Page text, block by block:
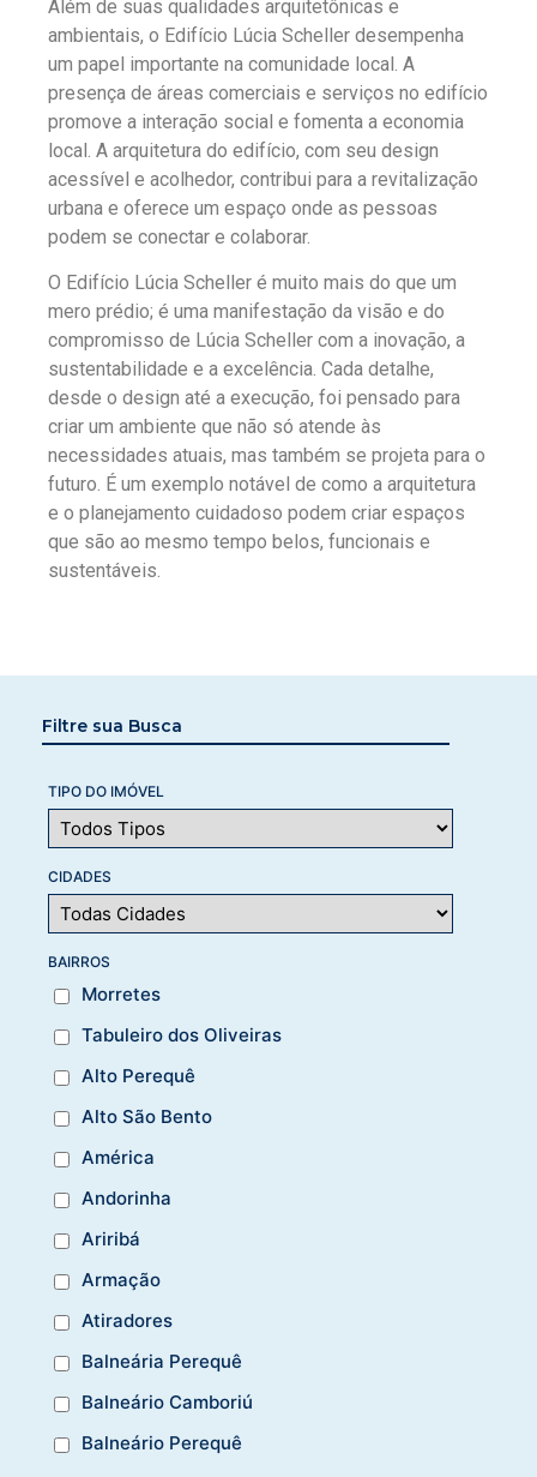
Filtre sua Busca
TIPO DO IMÓVEL
CIDADES
BAIRROS
Morretes
Tabuleiro dos Oliveiras
Alto Perequê
Alto São Bento
América
Andorinha
Ariribá
Armação
Atiradores
Balneária Perequê
Balneário Camboriú
Balneário Perequê
Além de suas qualidades arquitetônicas e
ambientais, o Edifício Lúcia Scheller desempenha
um papel importante na comunidade local. A
presença de áreas comerciais e serviços no edifício
promove a interação social e fomenta a economia
local. A arquitetura do edifício, com seu design
acessível e acolhedor, contribui para a revitalização
urbana e oferece um espaço onde as pessoas
podem se conectar e colaborar.
O Edifício Lúcia Scheller é muito mais do que um
mero prédio; é uma manifestação da visão e do
compromisso de Lúcia Scheller com a inovação, a
sustentabilidade e a excelência. Cada detalhe,
desde o design até a execução, foi pensado para
criar um ambiente que não só atende às
necessidades atuais, mas também se projeta para o
futuro. É um exemplo notável de como a arquitetura
e o planejamento cuidadoso podem criar espaços
que são ao mesmo tempo belos, funcionais e
sustentáveis.